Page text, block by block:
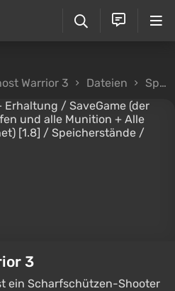
Warrior 3 Dateien Speicherstände
3
ein Scharfschützen-Shooter